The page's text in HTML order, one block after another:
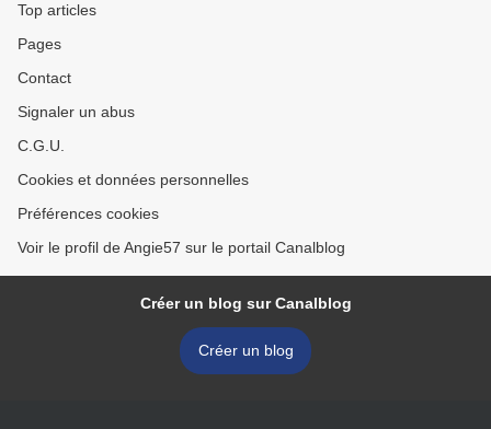
Top articles
Pages
Contact
Signaler un abus
C.G.U.
Cookies et données personnelles
Préférences cookies
Voir le profil de Angie57 sur le portail Canalblog
Créer un blog sur Canalblog
Créer un blog